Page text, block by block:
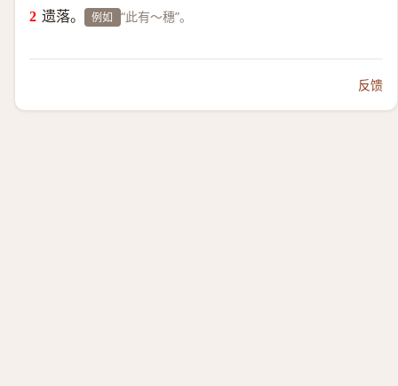
遗落。 例如 “此有～穗”。
反馈